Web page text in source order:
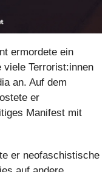
ermordete ein
viele Terrorist:innen
an. Auf dem
er
Manifest mit
er neofaschistische